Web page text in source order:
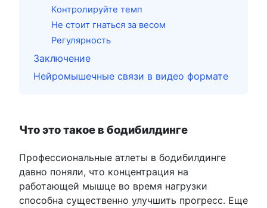
Контролируйте темп
Не стоит гнаться за весом
Регулярность
Заключение
Нейромышечные связи в видео формате
Что это такое в бодибилдинге
Профессиональные атлеты в бодибилдинге
давно поняли, что концентрация на
работающей мышце во время нагрузки
способна существенно улучшить прогресс. Еще